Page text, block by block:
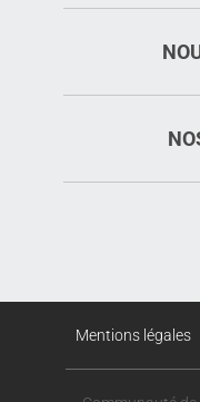
Mentions légales